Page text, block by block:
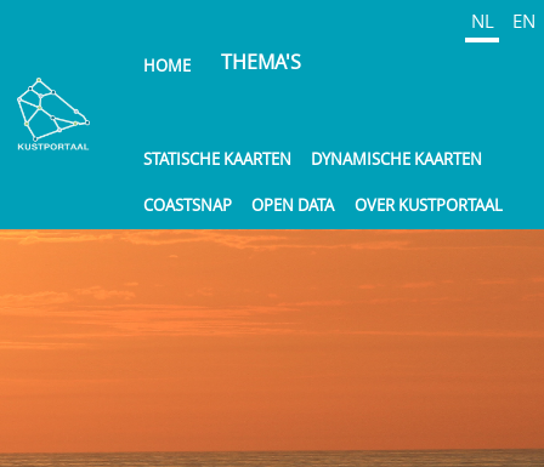
de
inhoud
gaan
NL EN
HOME THEMA'S
STATISCHE KAARTEN DYNAMISCHE KAARTEN
COASTSNAP OPEN DATA OVER KUSTPORTAAL